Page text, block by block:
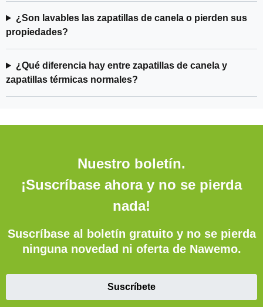
¿Son lavables las zapatillas de canela o pierden sus
propiedades?
¿Qué diferencia hay entre zapatillas de canela y
zapatillas térmicas normales?
Nuestro boletín.
¡Suscríbase ahora y no se pierda
nada!
Suscríbase al boletín gratuito y no se pierda
ninguna novedad ni oferta de Nawemo.
Suscríbete